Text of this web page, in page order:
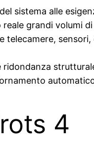
sistema alle
grandi volumi
telecamere,
4